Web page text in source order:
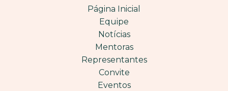
Página Inicial
Equipe
Notícias
Mentoras
Representantes
Convite
Eventos